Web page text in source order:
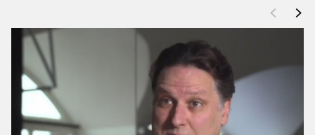
< >